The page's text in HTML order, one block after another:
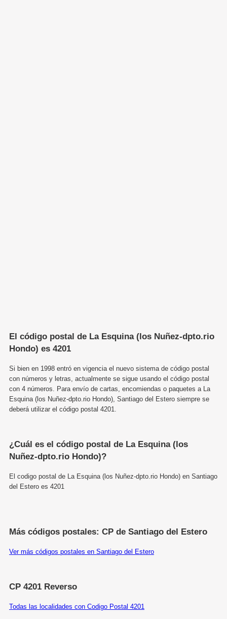
El código postal de La Esquina (los Nuñez-dpto.rio
Hondo) es 4201
Si bien en 1998 entró en vigencia el nuevo sistema de código postal
con números y letras, actualmente se sigue usando el código postal
con 4 números. Para envío de cartas, encomiendas o paquetes a La
Esquina (los Nuñez-dpto.rio Hondo), Santiago del Estero siempre se
deberá utilizar el código postal 4201.
¿Cuál es el código postal de La Esquina (los
Nuñez-dpto.rio Hondo)?
El codigo postal de La Esquina (los Nuñez-dpto.rio Hondo) en Santiago
del Estero es 4201
Más códigos postales: CP de Santiago del Estero
Ver más códigos postales en Santiago del Estero
CP 4201 Reverso
Todas las localidades con Codigo Postal 4201